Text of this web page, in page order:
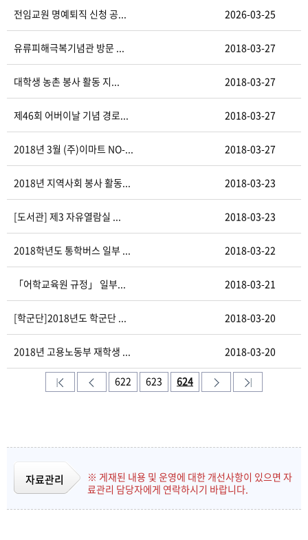
전임교원 명예퇴직 신청 공... 2026-03-25
유류피해극복기념관 방문 ... 2018-03-27
대학생 농촌 봉사 활동 지... 2018-03-27
제46회 어버이날 기념 경로... 2018-03-27
2018년 3월 (주)이마트 NO-... 2018-03-27
2018년 지역사회 봉사 활동... 2018-03-23
[도서관] 제3 자유열람실 ... 2018-03-23
2018학년도 통학버스 일부 ... 2018-03-22
「어학교육원 규정」 일부... 2018-03-21
[학군단]2018년도 학군단 ... 2018-03-20
2018년 고용노동부 재학생 ... 2018-03-20
622 623 624
자료관리
※ 게재된 내용 및 운영에 대한 개선사항이 있으면 자
료관리 담당자에게 연락하시기 바랍니다.